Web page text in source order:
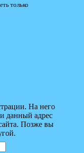
только
На него
данный адрес
Позже вы